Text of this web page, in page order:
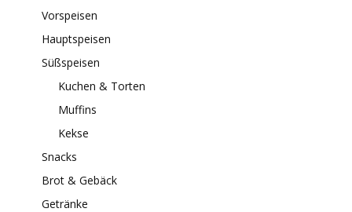
Vorspeisen
Hauptspeisen
Süßspeisen
Kuchen & Torten
Muffins
Kekse
Snacks
Brot & Gebäck
Getränke